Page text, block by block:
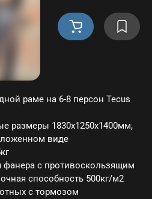
раме на 6-8 персон Tecus
размеры 1830х1250х1400мм,
виде
фанера с противоскользящим
способность 500кг/м2
с тормозом